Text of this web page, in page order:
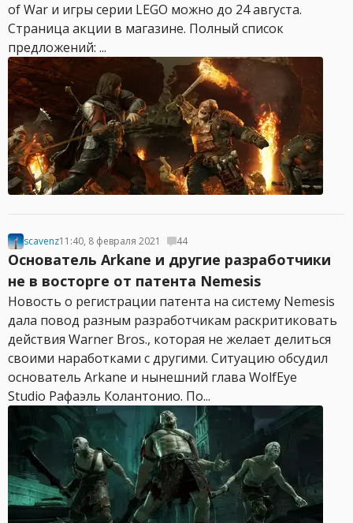
of War и игры серии LEGO можно до 24 августа.
Страница акции в магазине. Полный список
предложений: ...
scavenz11:40, 8 февраля 2021 44
Основатель Arkane и другие разработчики
не в восторге от патента Nemesis
Новость о регистрации патента на систему Nemesis
дала повод разным разработчикам раскритиковать
действия Warner Bros., которая не желает делиться
своими наработками с другими. Ситуацию обсудил
основатель Arkane и нынешний глава WolfEye
Studio Рафаэль Колантонио. По...